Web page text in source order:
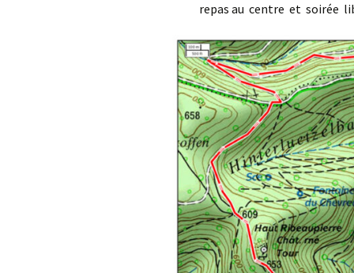
repas au centre et soirée